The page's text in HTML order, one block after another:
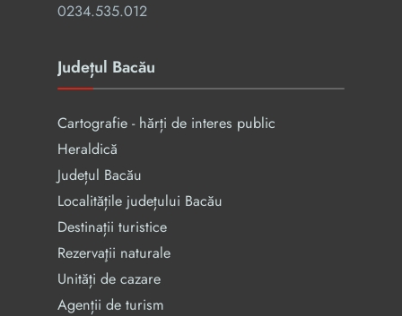
0234.535.012
Județul Bacău
Cartografie - hărți de interes public
Heraldică
Județul Bacău
Localitățile județului Bacău
Destinații turistice
Rezervaţii naturale
Unități de cazare
Agenții de turism